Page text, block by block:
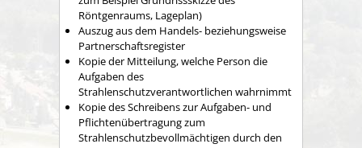
Röntgenraums, Lageplan)
Auszug aus dem Handels- beziehungsweise
Partnerschaftsregister
Kopie der Mitteilung, welche Person die
Aufgaben des
Strahlenschutzverantwortlichen wahrnimmt
Kopie des Schreibens zur Aufgaben- und
Pflichtenübertragung zum
Strahlenschutzbevollmächtigen durch den